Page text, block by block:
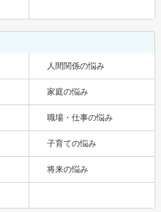
人間関係の悩み
家庭の悩み
職場・仕事の悩み
子育ての悩み
将来の悩み